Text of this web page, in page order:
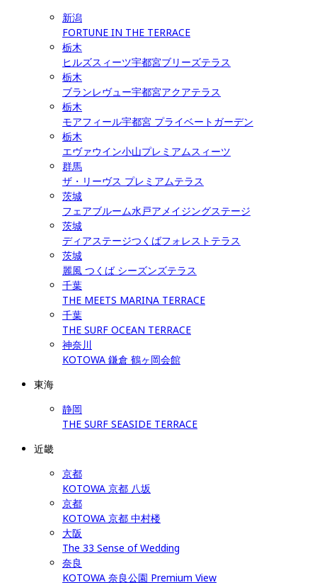
新潟
FORTUNE IN THE TERRACE
栃木
ヒルズスィーツ宇都宮ブリーズテラス
栃木
ブランレヴュー宇都宮アクアテラス
栃木
モアフィール宇都宮 プライベートガーデン
栃木
エヴァウイン小山プレミアムスィーツ
群馬
ザ・リーヴス プレミアムテラス
茨城
フェアブルーム水戸アメイジングステージ
茨城
ディアステージつくばフォレストテラス
茨城
麗風 つくば シーズンズテラス
千葉
THE MEETS MARINA TERRACE
千葉
THE SURF OCEAN TERRACE
神奈川
KOTOWA 鎌倉 鶴ヶ岡会館
東海
静岡
THE SURF SEASIDE TERRACE
近畿
京都
KOTOWA 京都 八坂
京都
KOTOWA 京都 中村楼
大阪
The 33 Sense of Wedding
奈良
KOTOWA 奈良公園 Premium View